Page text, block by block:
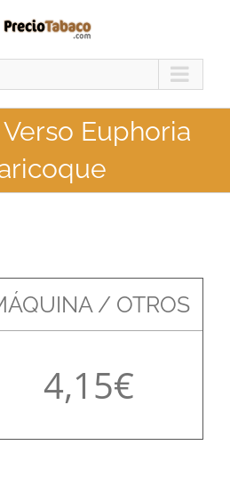
Euphoria
/ OTROS
4,15